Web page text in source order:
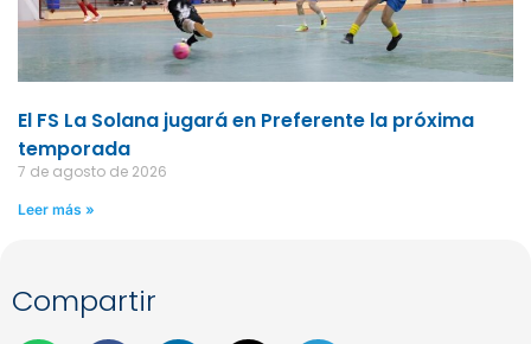
El FS La Solana jugará en Preferente la próxima
temporada
7 de agosto de 2026
Leer más »
Compartir